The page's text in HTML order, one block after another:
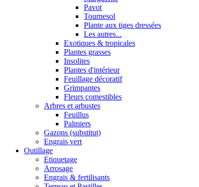
Pavot
Tournesol
Plante aux tiges dressées
Les autres...
Exotiques & tropicales
Plantes grasses
Insolites
Plantes d'intérieur
Feuillage décoratif
Grimpantes
Fleurs comestibles
Arbres et arbustes
Feuillus
Palmiers
Gazons (substitut)
Engrais vert
Outillage
Etiquetage
Arrosage
Engrais & fertilisants